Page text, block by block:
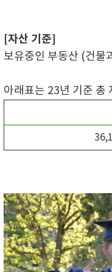
[자산 기준]
보유중인 부동산 (건물
아래표는 23년 기준 총